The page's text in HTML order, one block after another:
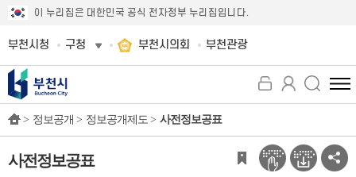
이 누리집은 대한민국 공식 전자정부 누리집입니다.
부천시청 구청 부천시의회 부천관광
전
체
뉴
보
기
> 정보공개 > 정보공개제도 > 사전정보공표
사전정보공표